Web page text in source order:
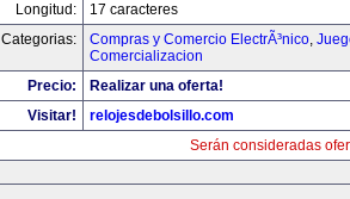
Longitud:
17 caracteres
Categorias:
Compras y Comercio ElectrÃ³nico,
Comercializacion
Precio:
Realizar una oferta!
Visitar!
relojesdebolsillo.com
Serán consideradas